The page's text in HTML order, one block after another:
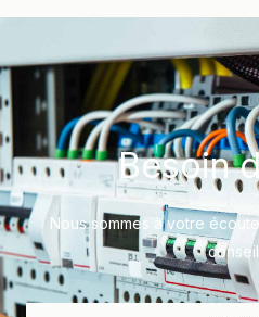
Besoin
Nous sommes à votre